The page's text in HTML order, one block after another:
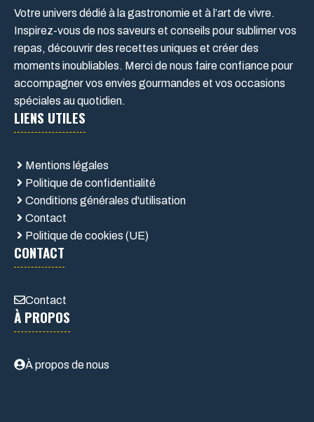
Votre univers dédié à la gastronomie et à l’art de vivre.
Inspirez-vous de nos saveurs et conseils pour sublimer vos
repas, découvrir des recettes uniques et créer des
moments inoubliables. Merci de nous faire confiance pour
accompagner vos envies gourmandes et vos occasions
spéciales au quotidien.
LIENS UTILES
Mentions légales
Politique de confidentialité
Conditions générales d'utilisation
Contact
Politique de cookies (UE)
CONTACT
Contact
À PROPOS
À propos de nous